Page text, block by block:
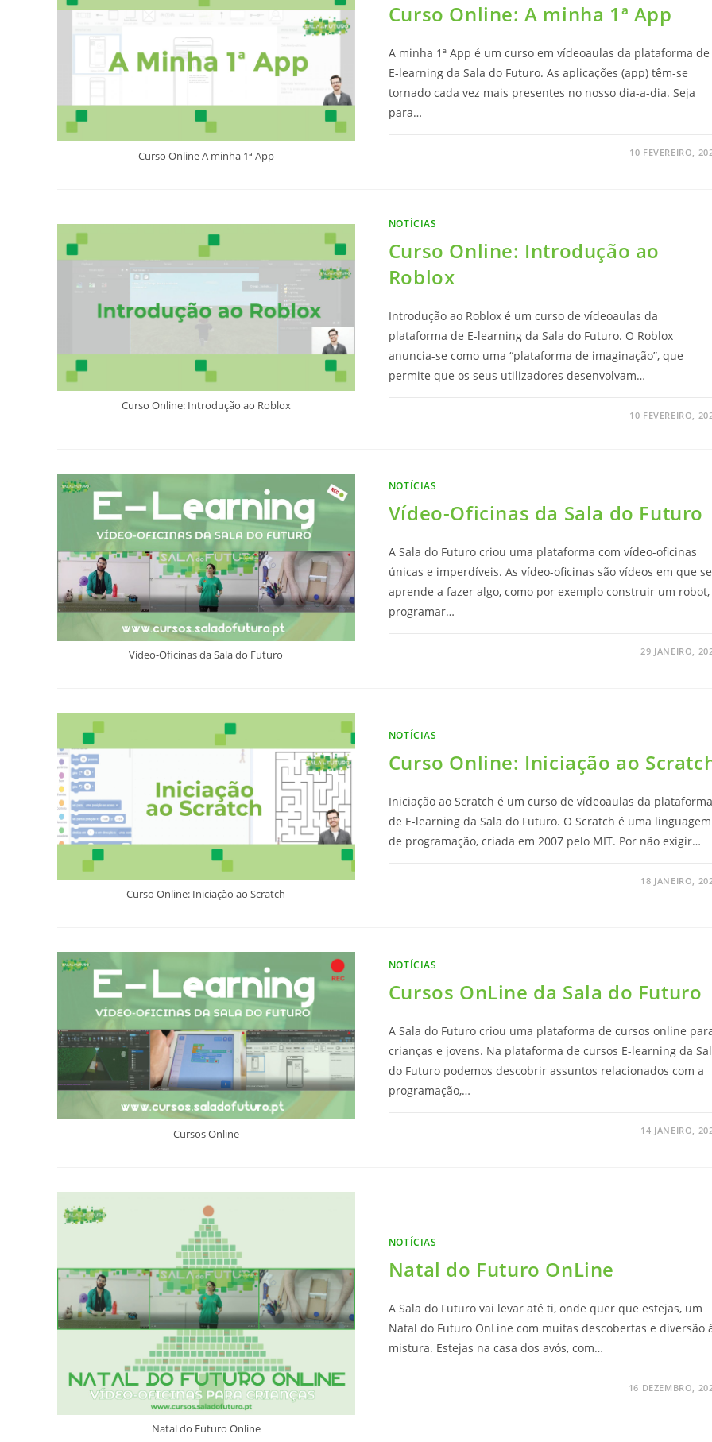
Curso Online A minha 1ª App
Curso Online: A minha 1ª App
A minha 1ª App é um curso em vídeoaulas da plataforma de
E-learning da Sala do Futuro. As aplicações (app) têm-se
tornado cada vez mais presentes no nosso dia-a-dia. Seja
para…
10 FEVEREIRO,
Curso Online: Introdução ao Roblox
NOTÍCIAS
Curso Online: Introdução ao
Roblox
Introdução ao Roblox é um curso de vídeoaulas da
plataforma de E-learning da Sala do Futuro. O Roblox
anuncia-se como uma “plataforma de imaginação”, que
permite que os seus utilizadores desenvolvam…
10 FEVEREIRO,
Vídeo-Oficinas da Sala do Futuro
NOTÍCIAS
Vídeo-Oficinas da Sala do Futuro
A Sala do Futuro criou uma plataforma com vídeo-oficinas
únicas e imperdíveis. As vídeo-oficinas são vídeos em que se
aprende a fazer algo, como por exemplo construir um robot,
programar…
29 JANEIRO,
Curso Online: Iniciação ao Scratch
NOTÍCIAS
Curso Online: Iniciação ao
Iniciação ao Scratch é um curso de vídeoaulas da plataforma
de E-learning da Sala do Futuro. O Scratch é uma linguagem
de programação, criada em 2007 pelo MIT. Por não exigir…
18 JANEIRO,
Cursos Online
NOTÍCIAS
Cursos OnLine da Sala do Futuro
A Sala do Futuro criou uma plataforma de cursos online
crianças e jovens. Na plataforma de cursos E-learning da
do Futuro podemos descobrir assuntos relacionados com a
programação,…
14 JANEIRO,
Natal do Futuro Online
NOTÍCIAS
Natal do Futuro OnLine
A Sala do Futuro vai levar até ti, onde quer que estejas, um
Natal do Futuro OnLine com muitas descobertas e diversão
mistura. Estejas na casa dos avós, com…
16 DEZEMBRO,